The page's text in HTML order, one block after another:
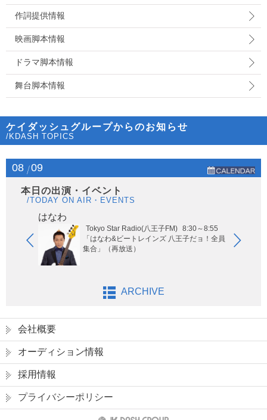
作詞提供情報
映画脚本情報
ドラマ脚本情報
舞台脚本情報
ケイダッシュグループからのお知らせ
/KDASH TOPICS
08 09
本日の出演・イベント
/TODAY ON AIR・EVENTS
はなわ
Tokyo Star Radio(八王子FM) 8:30～8:55
「はなわ&ビートレインズ 八王子だョ！全員
集合」（再放送）
ARCHIVE
会社概要
オーディション情報
採用情報
プライバシーポリシー